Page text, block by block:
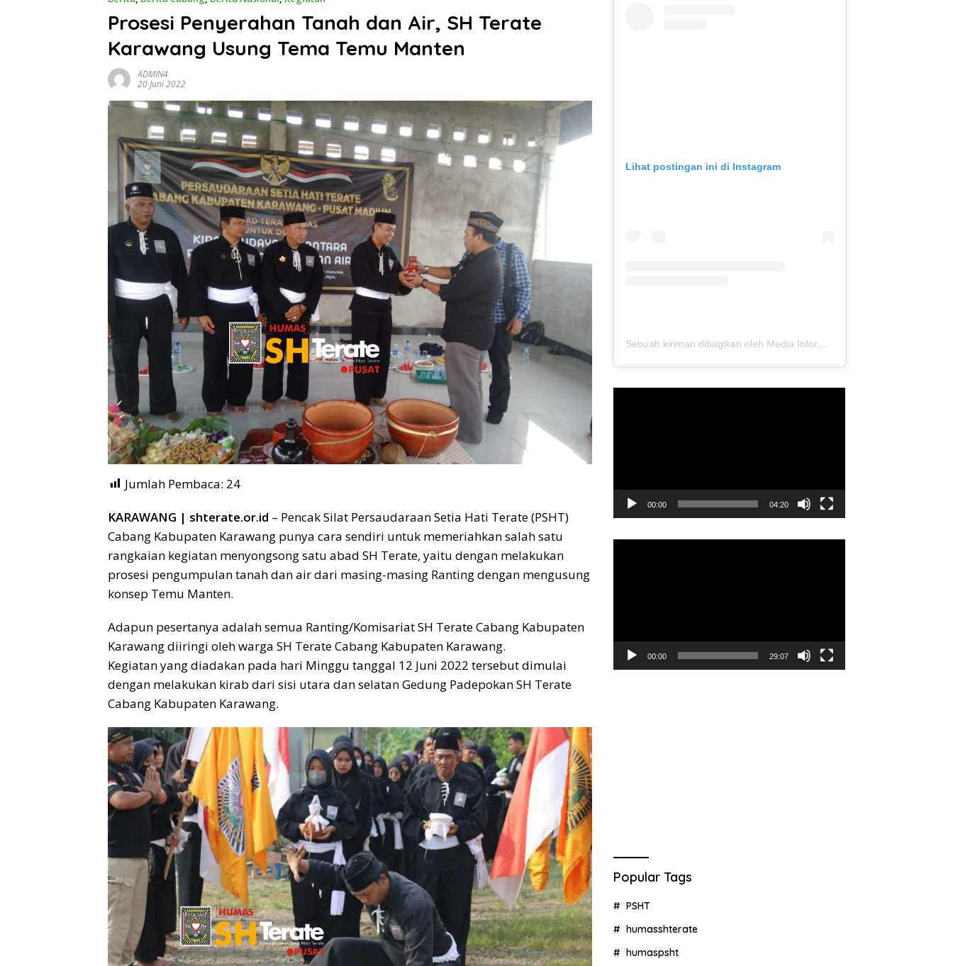
Prosesi Penyerahan Tanah dan Air, SH Terate
Karawang Usung Tema Temu Manten
ADMIN4
20 Juni 2022
Jumlah Pembaca: 24
KARAWANG | shterate.or.id – Pencak Silat Persaudaraan Setia Hati Terate (PSHT)
Cabang Kabupaten Karawang punya cara sendiri untuk memeriahkan salah satu
rangkaian kegiatan menyongsong satu abad SH Terate, yaitu dengan melakukan
prosesi pengumpulan tanah dan air dari masing-masing Ranting dengan mengusung
konsep Temu Manten.
Adapun pesertanya adalah semua Ranting/Komisariat SH Terate Cabang Kabupaten
Karawang diiringi oleh warga SH Terate Cabang Kabupaten Karawang.
Kegiatan yang diadakan pada hari Minggu tanggal 12 Juni 2022 tersebut dimulai
dengan melakukan kirab dari sisi utara dan selatan Gedung Padepokan SH Terate
Cabang Kabupaten Karawang.
Lihat postingan ini di Instagram
Sebuah kiriman dibagikan oleh Media Informasi Dewan Pusat Persaudaraan Setia Hati Terate (@media.dewanpusat)
00:00 04:20
00:00 29:07
Popular Tags
PSHT
humasshterate
humaspsht